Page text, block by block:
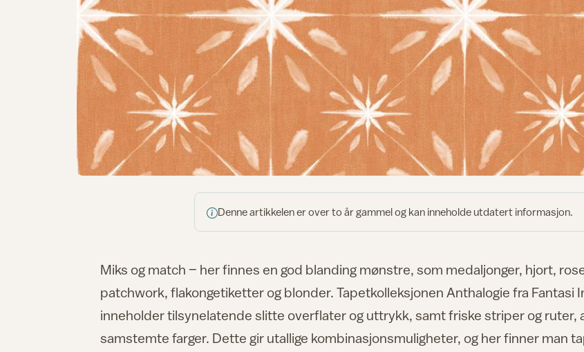
Denne artikkelen er over to år gammel og kan inneholde utdatert informasjon.
Miks og match – her finnes en god blanding mønstre, som medaljonger, hjort,
patchwork, flakongetiketter og blonder. Tapetkolleksjonen Anthalogie fra Fantasi
inneholder tilsynelatende slitte overflater og uttrykk, samt friske striper og ruter,
samstemte farger. Dette gir utallige kombinasjonsmuligheter, og her finner man